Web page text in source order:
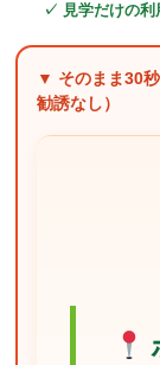
✓ 見学だけの
▼ そのまま30秒
勧誘なし）